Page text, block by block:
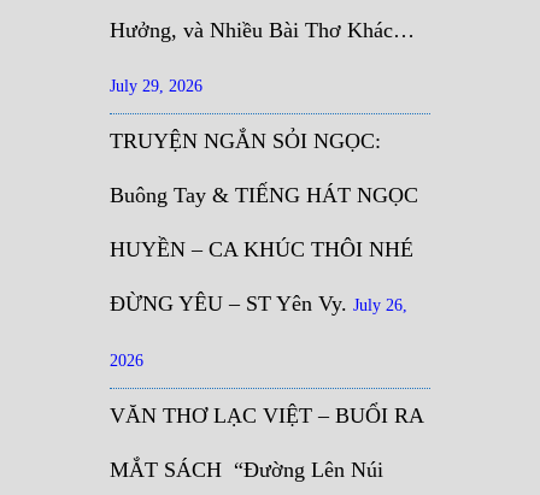
Hưởng, và Nhiều Bài Thơ Khác…
July 29, 2026
TRUYỆN NGẮN SỎI NGỌC:
Buông Tay & TIẾNG HÁT NGỌC
HUYỀN – CA KHÚC THÔI NHÉ
ĐỪNG YÊU – ST Yên Vy. July 26,
2026
VĂN THƠ LẠC VIỆT – BUỔI RA
MẮT SÁCH “Đường Lên Núi